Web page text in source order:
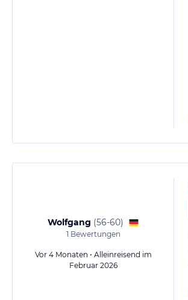
Wolfgang (56-60)
1 Bewertungen
Vor 4 Monaten • Alleinreisend im
Februar 2026